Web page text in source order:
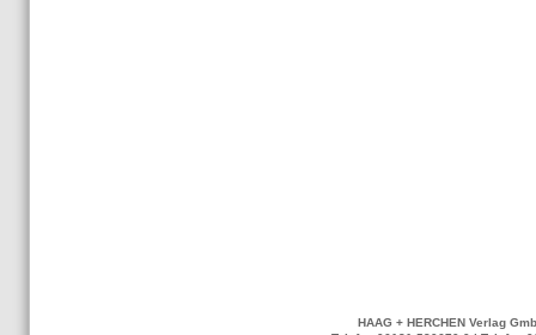
HAAG + HERCHEN Verlag